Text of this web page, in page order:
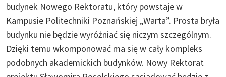
budynek Nowego Rektoratu, który powstaje w
Kampusie Politechniki Poznańskiej „Warta”. Prosta bryła
budynku nie będzie wyróżniać się niczym szczególnym.
Dzięki temu wkomponować ma się w cały kompleks
podobnych akademickich budynków. Nowy Rektorat